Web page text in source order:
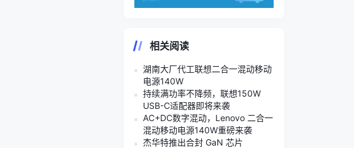
相关阅读
湖南大厂代工联想二合一混动移动
电源140W
持续满功率不降频，联想150W
USB-C适配器即将来袭
AC+DC数字混动，Lenovo 二合一
混动移动电源140W重磅来袭
杰华特推出合封 GaN 芯片